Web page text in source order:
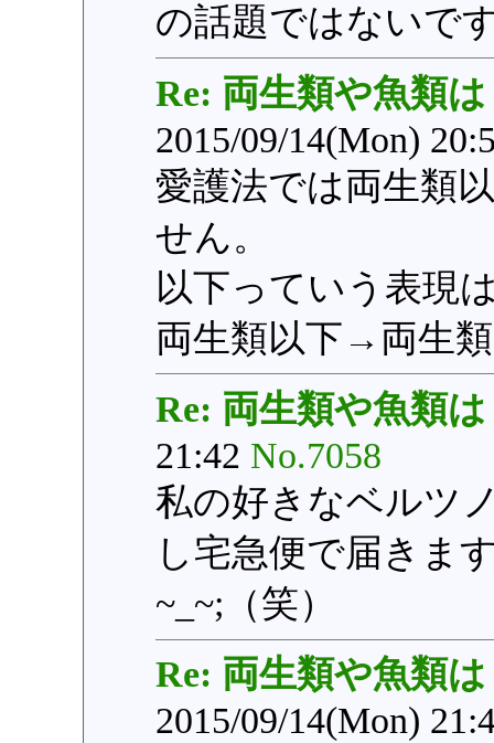
の話題ではないで
Re: 両生類や魚類は
2015/09/14(Mon)
愛護法では両生類
せん。
以下っていう表現
両生類以下→両生
Re: 両生類や魚類は
21:42 No.7058
私の好きなベルツ
し宅急便で届きま
~_~;（笑）
Re: 両生類や魚類は
2015/09/14(Mon)